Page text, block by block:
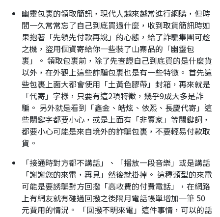
幽靈包裹的領取簡訊，現代人越來越常進行網購，但時
間一久常常忘了自己到底買過什麼，收到取貨簡訊時如
果抱著「先領先付款再說」的心態，給了詐騙集團可趁
之機，盜用個資寄給你一些裝了山寨品的「幽靈包
裹」。 領取包裹前，除了先查證自己到底買的是什麼貨
以外，在外觀上這些詐騙包裹也是有一些特徵。 首先這
些包裹上面大都會使用「土黃色膠帶」封箱，再來就是
「代寄」字樣，只要有這2項特徵，幾乎9成大多是詐
騙。 另外就是看到「鑫金、皓炫、依熙、長慶代寄」這
些關鍵字都要小心，或是上面有「非賣家」等關鍵詞，
都要小心可能是來自境外的詐騙包裹，不要輕易付款取
貨。
「接通時對方都不講話」、「播放一段音樂」或是講話
「謝謝您的來電，再見」然後就掛掉。 這種類型的來電
可能是要誘騙對方回撥「高收費的付費電話」，在網路
上有網友就有碰過回撥之後隔月電話帳單增加一筆 50
元費用的情況。 「回撥不明來電」這件事情，可以的話